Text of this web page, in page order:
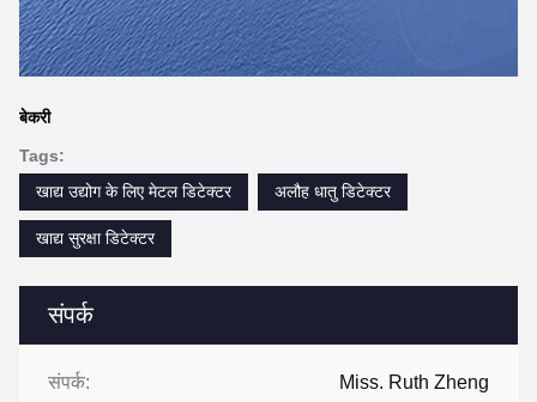
संपर्क
संपर्क: Miss. Ruth Zheng
बेकरी
Tags:
खाद्य उद्योग के लिए मेटल डिटेक्टर
अलौह धातु डिटेक्टर
खाद्य सुरक्षा डिटेक्टर